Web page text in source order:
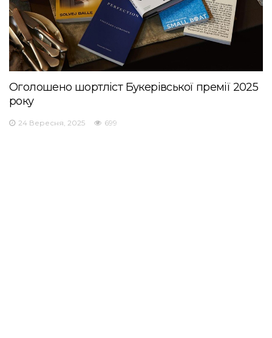
Оголошено шортліст Букерівської премії 2025
року
24 Вересня, 2025 699